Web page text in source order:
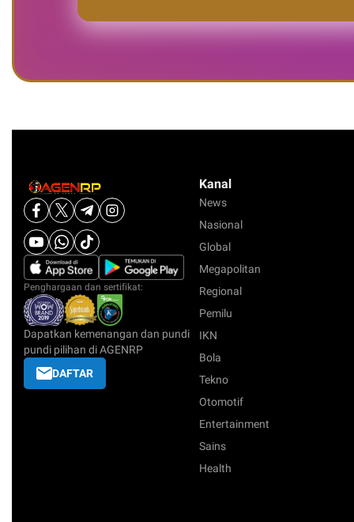
Penghargaan dan sertifikat:
Dapatkan kemenangan dan pundi
pundi pilihan di AGENRP
DAFTAR
Kanal
News
Nasional
Global
Megapolitan
Regional
Pemilu
IKN
Bola
Tekno
Otomotif
Entertainment
Sains
Health